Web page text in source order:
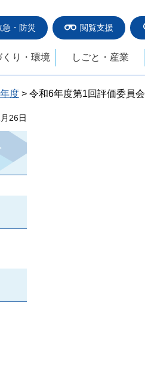
急・防災 閲覧支援
くり・環境 しごと・産業
度 > 令和6年度第1回評価委員会
26日